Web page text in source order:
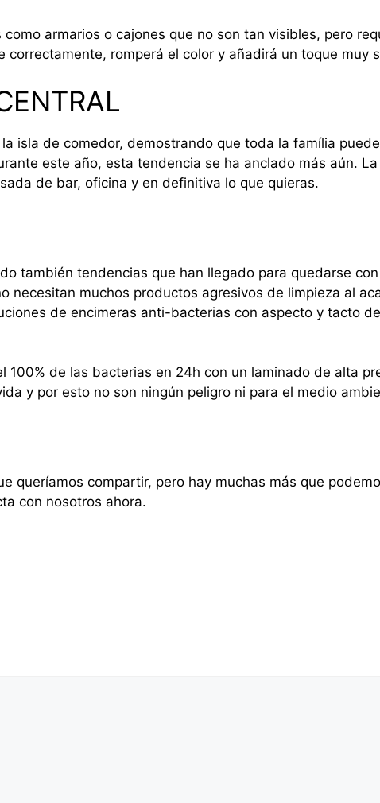
armarios o cajones que no son tan visibles, pero
romperá el color y añadirá un toque muy
isla de comedor, demostrando que toda la família
este año, esta tendencia se ha anclado más aún.
de bar, oficina y en definitiva lo que quieras.
también tendencias que han llegado para quedarse
necesitan muchos productos agresivos de limpieza al
de encimeras anti-bacterias con aspecto y tacto
100% de las bacterias en 24h con un laminado de alta
y por esto no son ningún peligro ni para el medio
queríamos compartir, pero hay muchas más que
con nosotros ahora.